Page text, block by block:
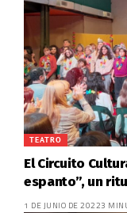
TEATRO
El Circuito
espanto”, un
1 DE JUNIO DE 20223